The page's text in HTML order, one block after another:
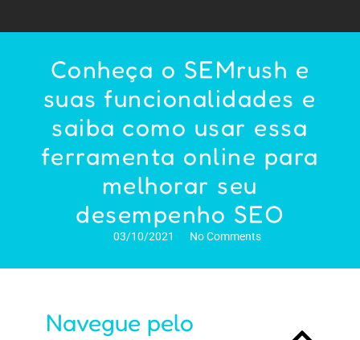
Conheça o SEMrush e
suas funcionalidades e
saiba como usar essa
ferramenta online para
melhorar seu
desempenho SEO
03/10/2021 No Comments
Navegue pelo